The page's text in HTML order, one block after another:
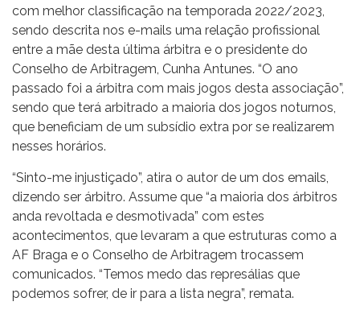
com melhor classificação na temporada 2022/2023,
sendo descrita nos e-mails uma relação profissional
entre a mãe desta última árbitra e o presidente do
Conselho de Arbitragem, Cunha Antunes. “O ano
passado foi a árbitra com mais jogos desta associação”,
sendo que terá arbitrado a maioria dos jogos noturnos,
que beneficiam de um subsídio extra por se realizarem
nesses horários.
“Sinto-me injustiçado”, atira o autor de um dos emails,
dizendo ser árbitro. Assume que “a maioria dos árbitros
anda revoltada e desmotivada” com estes
acontecimentos, que levaram a que estruturas como a
AF Braga e o Conselho de Arbitragem trocassem
comunicados. “Temos medo das represálias que
podemos sofrer, de ir para a lista negra”, remata.